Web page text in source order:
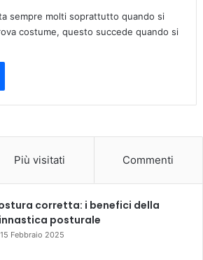
sempre molti soprattutto quando si
costume, questo succede quando si
Più visitati Commenti
corretta: i benefici della
posturale
15 Febbraio 2025